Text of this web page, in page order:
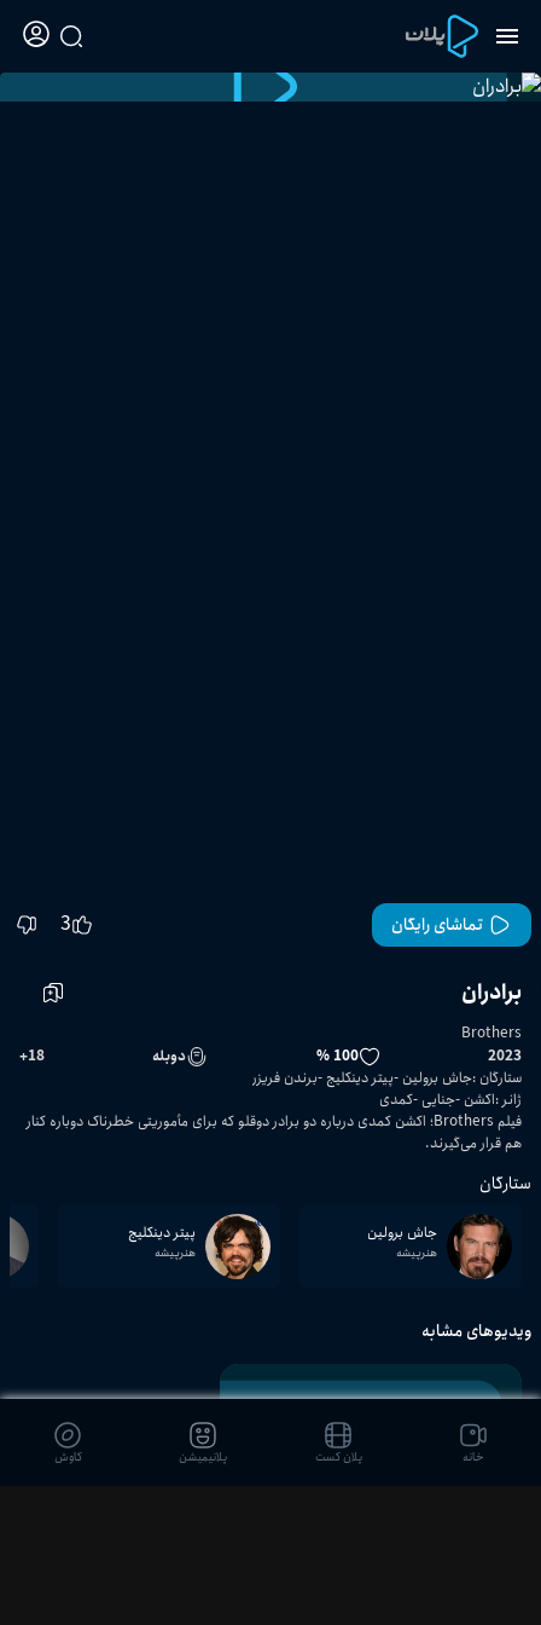
تماشای رایگان 3
برادران
Brothers
2023
100 % دوبله 18
+
ستارگان :جاش برولین پیتر دینکلیج برندن فریزر
ژانر:اکشن جنایی کمدی
فیلم Brothers؛ اکشن کمدی درباره دو برادر دوقلو که برای مأموریتی خطرناک دوباره کنار
هم قرار می‌گیرند.
ستارگان
جاش برولین
هنرپیشه
پیتر دینکلیج
هنرپیشه
ویدیوهای مشابه
خانه پلان کست پلانیمیشن کاوش